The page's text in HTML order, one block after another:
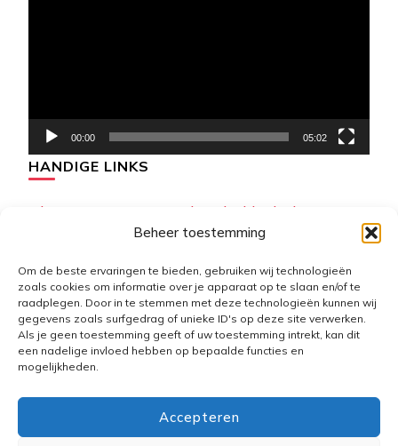
Beheer toestemming
Om de beste ervaringen te bieden, gebruiken wij technologieën
zoals cookies om informatie over je apparaat op te slaan en/of te
raadplegen. Door in te stemmen met deze technologieën kunnen wij
gegevens zoals surfgedrag of unieke ID's op deze site verwerken.
Als je geen toestemming geeft of uw toestemming intrekt, kan dit
een nadelige invloed hebben op bepaalde functies en
mogelijkheden.
Accepteren
00:00 05:02
HANDIGE LINKS
Algemene Voorwaarden de-klushulp
Cookiebeleid (EU)
ALGEMENE VOORWAARDEN DE-KLUSHULP